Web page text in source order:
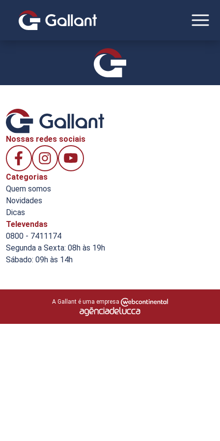
Nossas redes sociais
Categorias
Quem somos
Novidades
Dicas
Televendas
0800 - 7411174
Segunda a Sexta: 08h às 19h
Sábado: 09h às 14h
A Gallant é uma empresa